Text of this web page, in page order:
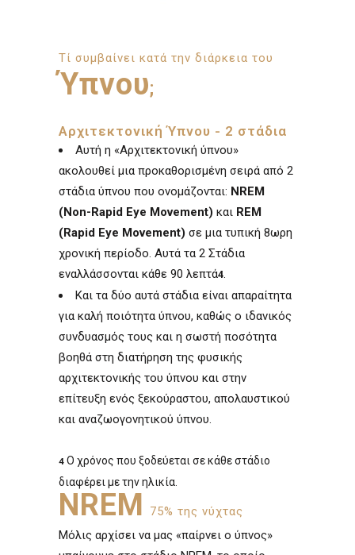
Τί συμβαίνει κατά την διάρκεια του
Ύπνου;
Αρχιτεκτονική Ύπνου - 2 στάδια
Αυτή η «Αρχιτεκτονική ύπνου»
ακολουθεί μια προκαθορισμένη σειρά από 2
στάδια ύπνου που ονομάζονται: NREM
(Non-Rapid Eye Movement) και REM
(Rapid Eye Movement) σε μια τυπική 8ωρη
χρονική περίοδο. Αυτά τα 2 Στάδια
εναλλάσσονται κάθε 90 λεπτά4.
Και τα δύο αυτά στάδια είναι απαραίτητα
για καλή ποιότητα ύπνου, καθώς ο ιδανικός
συνδυασμός τους και η σωστή ποσότητα
βοηθά στη διατήρηση της φυσικής
αρχιτεκτονικής του ύπνου και στην
επίτευξη ενός ξεκούραστου, απολαυστικού
και αναζωογονητικού ύπνου.
4 Ο χρόνος που ξοδεύεται σε κάθε στάδιο
διαφέρει με την ηλικία.
NREM
75% της νύχτας
Μόλις αρχίσει να μας «παίρνει ο ύπνος»